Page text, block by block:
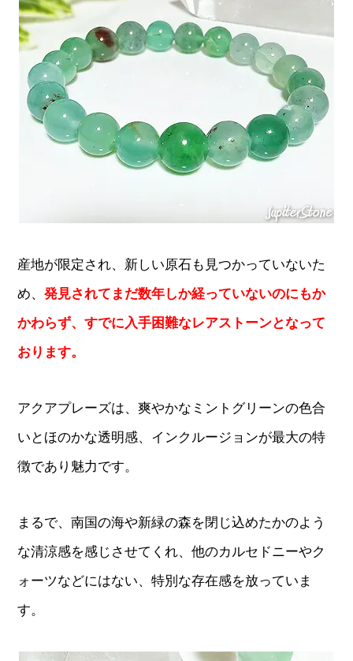
産地が限定され、新しい原石も見つかっていないた
め、発見されてまだ数年しか経っていないのにもか
かわらず、すでに入手困難なレアストーンとなって
おります。
アクアプレーズは、爽やかなミントグリーンの色合
いとほのかな透明感、インクルージョンが最大の特
徴であり魅力です。
まるで、南国の海や新緑の森を閉じ込めたかのよう
な清涼感を感じさせてくれ、他のカルセドニーやク
ォーツなどにはない、特別な存在感を放っていま
す。